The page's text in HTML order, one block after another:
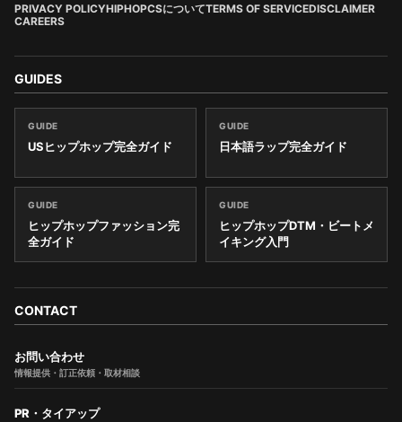
PRIVACY POLICYHIPHOPCSについてTERMS OF SERVICEDISCLAIMER
CAREERS
GUIDES
GUIDE
USヒップホップ完全ガイド
GUIDE
日本語ラップ完全ガイド
GUIDE
ヒップホップファッション完
全ガイド
GUIDE
ヒップホップDTM・ビートメ
イキング入門
CONTACT
お問い合わせ
情報提供・訂正依頼・取材相談
PR・タイアップ